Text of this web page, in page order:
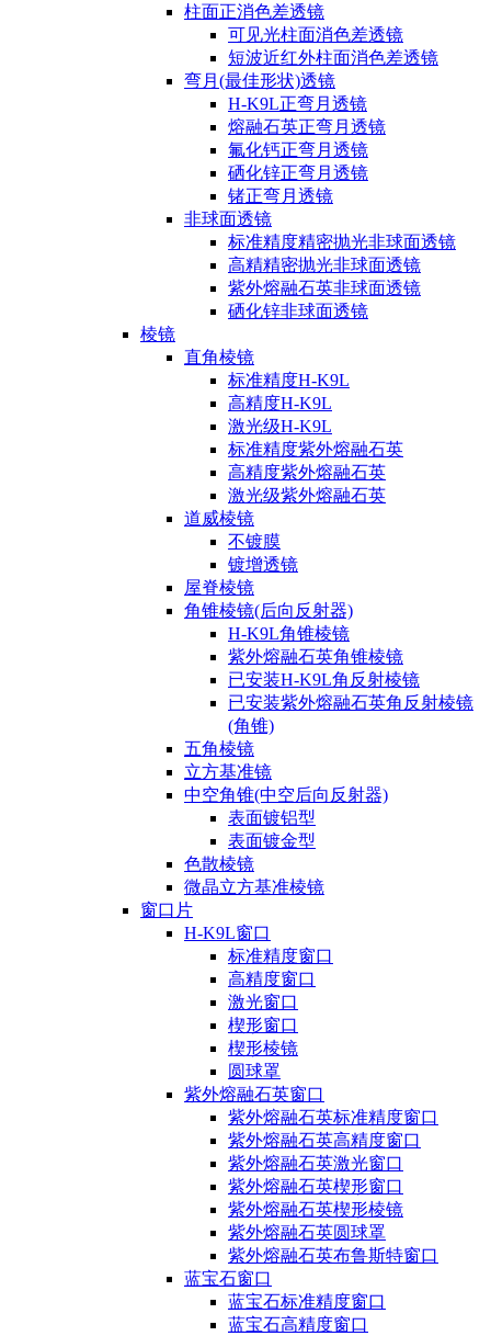
柱面正消色差透镜
可见光柱面消色差透镜
短波近红外柱面消色差透镜
弯月(最佳形状)透镜
H-K9L正弯月透镜
熔融石英正弯月透镜
氟化钙正弯月透镜
硒化锌正弯月透镜
锗正弯月透镜
非球面透镜
标准精度精密抛光非球面透镜
高精精密抛光非球面透镜
紫外熔融石英非球面透镜
硒化锌非球面透镜
棱镜
直角棱镜
标准精度H-K9L
高精度H-K9L
激光级H-K9L
标准精度紫外熔融石英
高精度紫外熔融石英
激光级紫外熔融石英
道威棱镜
不镀膜
镀增透镜
屋脊棱镜
角锥棱镜(后向反射器)
H-K9L角锥棱镜
紫外熔融石英角锥棱镜
已安装H-K9L角反射棱镜
已安装紫外熔融石英角反射棱镜
(角锥)
五角棱镜
立方基准镜
中空角锥(中空后向反射器)
表面镀铝型
表面镀金型
色散棱镜
微晶立方基准棱镜
窗口片
H-K9L窗口
标准精度窗口
高精度窗口
激光窗口
楔形窗口
楔形棱镜
圆球罩
紫外熔融石英窗口
紫外熔融石英标准精度窗口
紫外熔融石英高精度窗口
紫外熔融石英激光窗口
紫外熔融石英楔形窗口
紫外熔融石英楔形棱镜
紫外熔融石英圆球罩
紫外熔融石英布鲁斯特窗口
蓝宝石窗口
蓝宝石标准精度窗口
蓝宝石高精度窗口